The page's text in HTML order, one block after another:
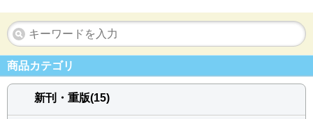
商品カテゴリ
新刊・重版(15)